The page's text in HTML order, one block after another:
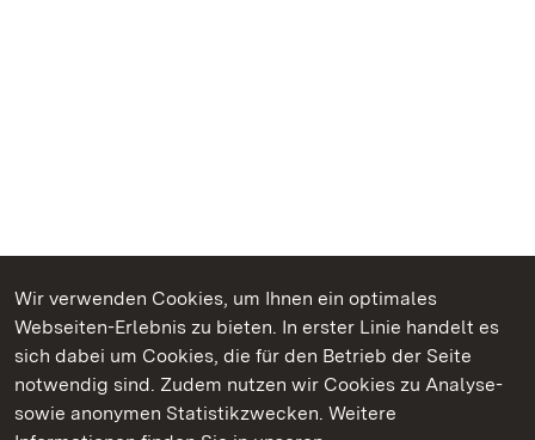
Wir verwenden Cookies, um Ihnen ein optimales
Webseiten-Erlebnis zu bieten. In erster Linie handelt es
sich dabei um Cookies, die für den Betrieb der Seite
notwendig sind. Zudem nutzen wir Cookies zu Analyse-
sowie anonymen Statistikzwecken. Weitere
Kommen. Staunen. Genießen.